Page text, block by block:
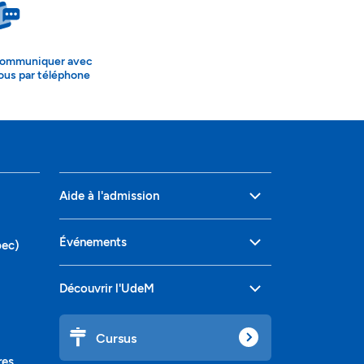
avec
par téléphone
Aide à l'admission
Événements
Découvrir l'UdeM
Cursus